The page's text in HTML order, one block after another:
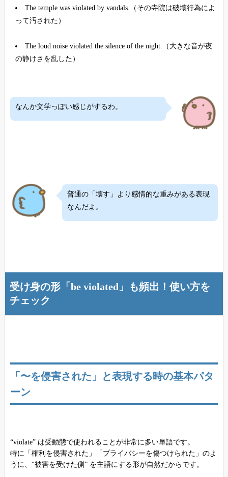
The temple was violated by vandals.（その寺院は破壊行為によ
って汚された）
The loud noise violated the silence of the night.（大きな音が夜
の静けさを乱した）
なんか文学っぽい感じがするわ。
普通の「壊す」より感情的な重みがある表現
なんだよ。
受け身の形「be violated」も頻出！使い方を
チェック
「〜を侵害された」と表現する時の基本パタ
ーン
“violate” は受動態で使われることが非常に多い単語です。
特に「権利を侵害された」「プライバシーを傷つけられた」のよ
うに、“被害を受けた側” を主語にする形が自然だからです。